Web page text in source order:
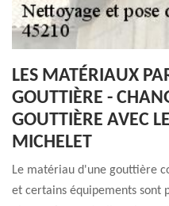
LES MATÉRIAUX
GOUTTIÈRE -
GOUTTIÈRE AVEC
MICHELET
Le matériau d'une gouttière
et certains équipements sont